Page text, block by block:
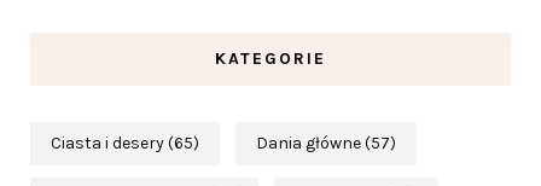
KATEGORIE
Ciasta i desery(65) Dania główne(57)